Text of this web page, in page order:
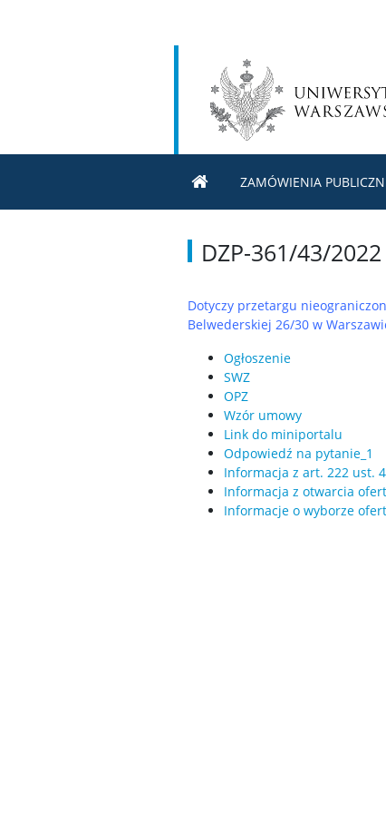
ZAMÓWIENIA
DZP-361/43/2022
Dotyczy przetargu
Belwederskiej 26/30 w
Ogłoszenie
SWZ
OPZ
Wzór umowy
Link do miniportalu
Odpowiedź na pytanie_1
Informacja z art. 222 ust. 4
Informacja z otwarcia ofert
Informacje o wyborze